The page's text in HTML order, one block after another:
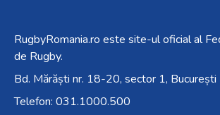
RugbyRomania.ro este site-ul oficial al
de Rugby.
Bd. Mărăști nr. 18-20, sector 1, București
Telefon: 031.1000.500